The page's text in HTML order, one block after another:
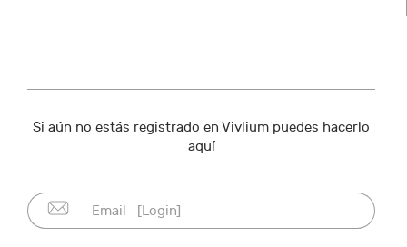
Si aún no estás registrado en Vivlium puedes hacerlo
aquí